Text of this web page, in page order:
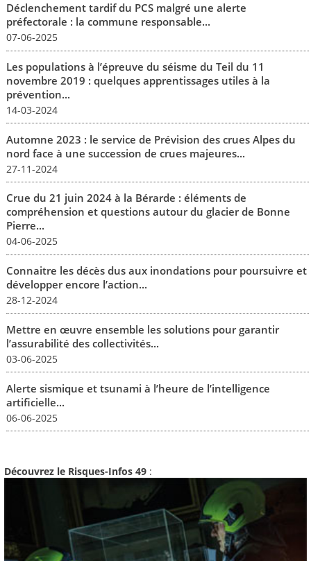
Déclenchement tardif du PCS malgré une alerte
préfectorale : la commune responsable...
07-06-2025
Les populations à l’épreuve du séisme du Teil du 11
novembre 2019 : quelques apprentissages utiles à la
prévention...
14-03-2024
Automne 2023 : le service de Prévision des crues Alpes du
nord face à une succession de crues majeures...
27-11-2024
Crue du 21 juin 2024 à la Bérarde : éléments de
compréhension et questions autour du glacier de Bonne
Pierre...
04-06-2025
Connaitre les décès dus aux inondations pour poursuivre et
développer encore l’action...
28-12-2024
Mettre en œuvre ensemble les solutions pour garantir
l’assurabilité des collectivités...
03-06-2025
Alerte sismique et tsunami à l’heure de l’intelligence
artificielle...
06-06-2025
Découvrez le Risques-Infos 49 :